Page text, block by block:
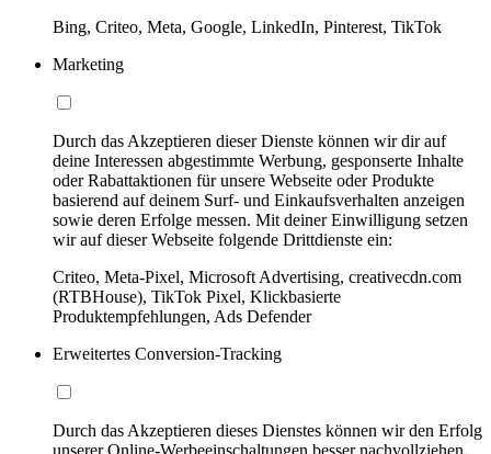
Bing, Criteo, Meta, Google, LinkedIn, Pinterest, TikTok
Marketing
Durch das Akzeptieren dieser Dienste können wir dir auf
deine Interessen abgestimmte Werbung, gesponserte Inhalte
oder Rabattaktionen für unsere Webseite oder Produkte
basierend auf deinem Surf- und Einkaufsverhalten anzeigen
sowie deren Erfolge messen. Mit deiner Einwilligung setzen
wir auf dieser Webseite folgende Drittdienste ein:
Criteo, Meta-Pixel, Microsoft Advertising, creativecdn.com
(RTBHouse), TikTok Pixel, Klickbasierte
Produktempfehlungen, Ads Defender
Erweitertes Conversion-Tracking
Durch das Akzeptieren dieses Dienstes können wir den Erfolg
unserer Online-Werbeeinschaltungen besser nachvollziehen,